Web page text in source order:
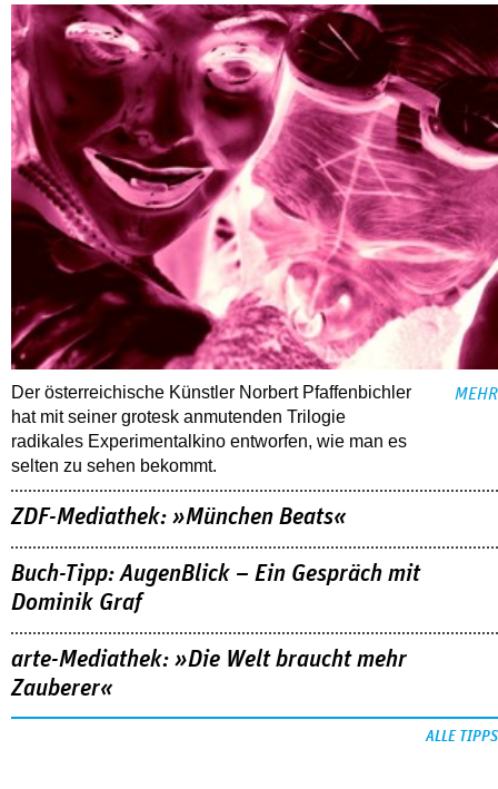
Der österreichische Künstler Norbert Pfaffenbichler
hat mit seiner grotesk anmutenden Trilogie
radikales Experimentalkino entworfen, wie man es
selten zu sehen bekommt.
MEHR
ZDF-Mediathek: »München Beats«
Buch-Tipp: AugenBlick – Ein Gespräch mit
Dominik Graf
arte-Mediathek: »Die Welt braucht mehr
Zauberer«
ALLE TIPPS